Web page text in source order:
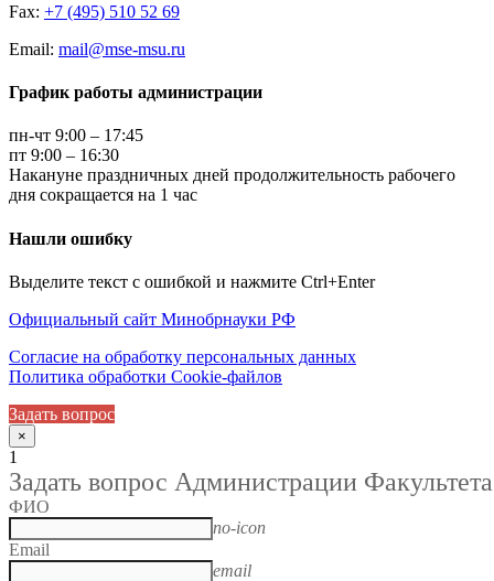
Fax: +7 (495) 510 52 69
Email: mail@mse-msu.ru
График работы администрации
пн-чт 9:00 – 17:45
пт 9:00 – 16:30
Накануне праздничных дней продолжительность рабочего
дня сокращается на 1 час
Нашли ошибку
Выделите текст с ошибкой и нажмите Ctrl+Enter
Официальный сайт Минобрнауки РФ
Согласие на обработку персональных данных
Политика обработки Cookie-файлов
Задать вопрос
×
1
Задать вопрос Администрации Факультета
ФИО
no-icon
Email
email